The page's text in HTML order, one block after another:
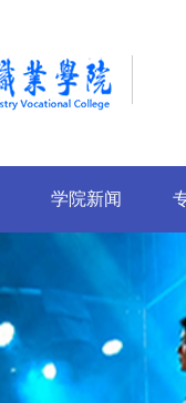
学院新闻